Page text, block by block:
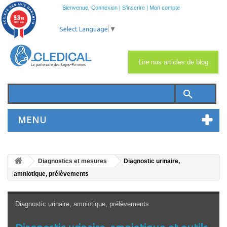
Bienvenue, Connexion | S'inscrire | Mon compte
search
MENU
Lire nos articles de blog
Select Language ▼
Diagnostics et mesures
Diagnostic urinaire,
amniotique, prélèvements
Diagnostic urinaire, amniotique, prélèvements
9.8/10
2033 avis